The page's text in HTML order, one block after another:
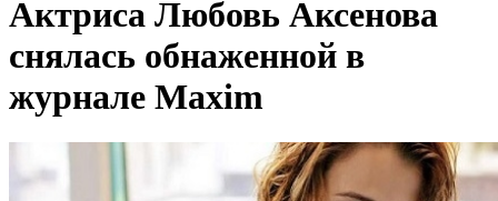
Актриса Любовь Аксенова
снялась обнаженной в
журнале Maxim